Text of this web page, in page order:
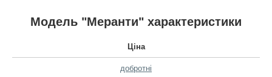
Модель "Меранти" характеристики
Ціна
добротні